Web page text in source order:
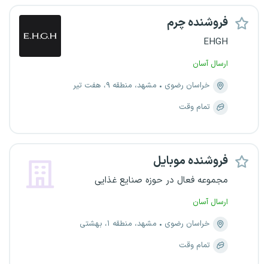
فروشنده چرم
EHGH
ارسال آسان
خراسان رضوی
مشهد، منطقه ۹، هفت تیر
تمام وقت
فروشنده موبایل
مجموعه فعال در حوزه صنایع غذایی
ارسال آسان
خراسان رضوی
مشهد، منطقه ۱، بهشتی
تمام وقت